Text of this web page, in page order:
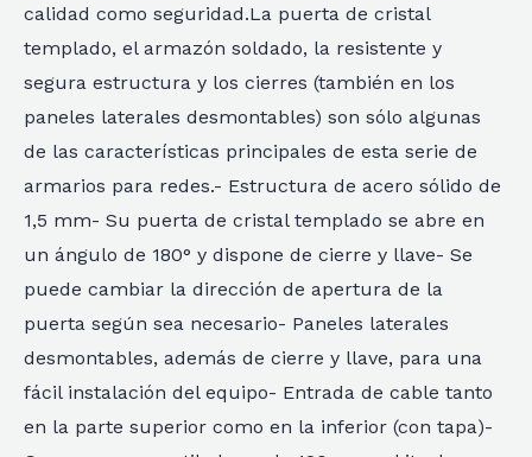
calidad como seguridad.La puerta de cristal
templado, el armazón soldado, la resistente y
segura estructura y los cierres (también en los
paneles laterales desmontables) son sólo algunas
de las características principales de esta serie de
armarios para redes.- Estructura de acero sólido de
1,5 mm- Su puerta de cristal templado se abre en
un ángulo de 180° y dispone de cierre y llave- Se
puede cambiar la dirección de apertura de la
puerta según sea necesario- Paneles laterales
desmontables, además de cierre y llave, para una
fácil instalación del equipo- Entrada de cable tanto
en la parte superior como en la inferior (con tapa)-